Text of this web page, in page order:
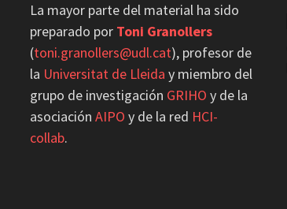
La mayor parte del material ha sido
preparado por Toni Granollers
(toni.granollers@udl.cat), profesor de
la Universitat de Lleida y miembro del
grupo de investigación GRIHO y de la
asociaciónAIPO y de la red HCI-
collab.